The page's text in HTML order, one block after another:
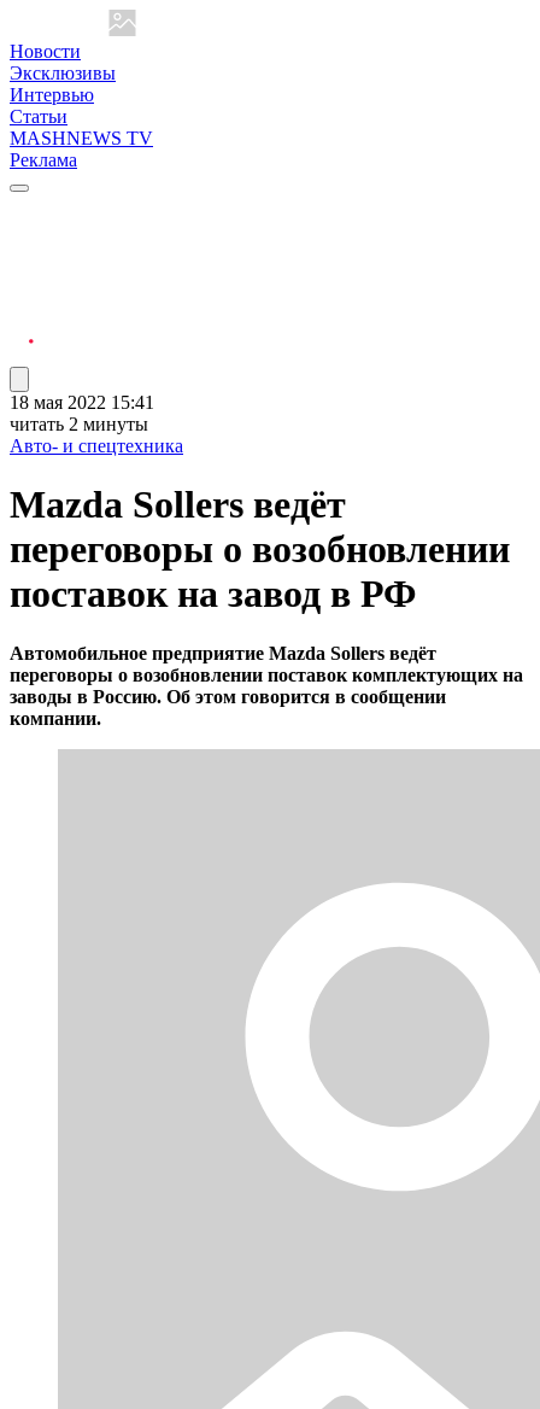
Новости
Эксклюзивы
Интервью
Статьи
MASHNEWS TV
Реклама
18 мая 2022 15:41
читать 2 минуты
Авто- и спецтехника
Mazda Sollers ведёт
переговоры о возобновлении
поставок на завод в РФ
Автомобильное предприятие Mazda Sollers ведёт
переговоры о возобновлении поставок комплектующих на
заводы в Россию. Об этом говорится в сообщении
компании.